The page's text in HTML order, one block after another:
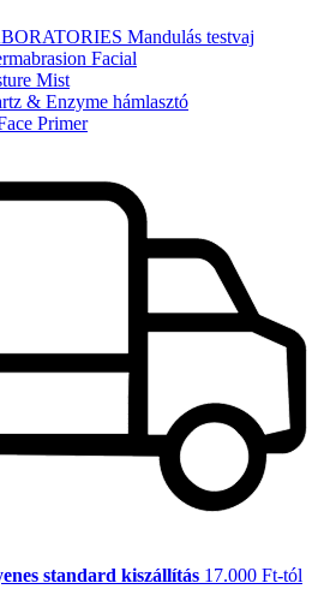
Mandulás testvaj
Facial
Mist
& Enzyme hámlasztó
Primer
standard kiszállítás 17.000 Ft-tól